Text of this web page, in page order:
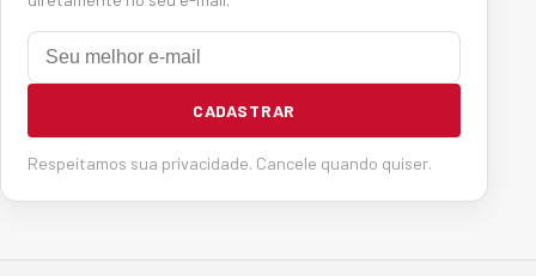
E-mail
CADASTRAR
Respeitamos sua privacidade. Cancele quando quiser.